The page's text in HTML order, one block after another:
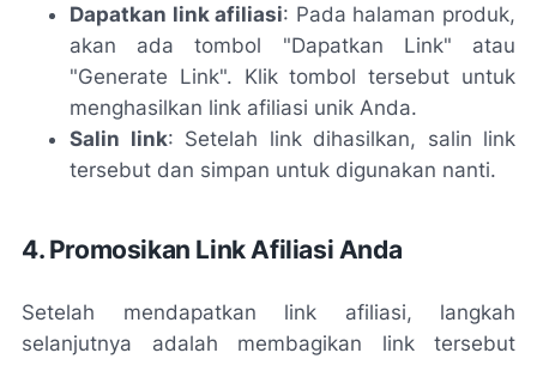
Dapatkan link afiliasi: Pada halaman produk,
akan ada tombol "Dapatkan Link" atau
"Generate Link". Klik tombol tersebut untuk
menghasilkan link afiliasi unik Anda.
Salin link: Setelah link dihasilkan, salin link
tersebut dan simpan untuk digunakan nanti.
4. Promosikan Link Afiliasi Anda
Setelah mendapatkan link afiliasi, langkah
selanjutnya adalah membagikan link tersebut